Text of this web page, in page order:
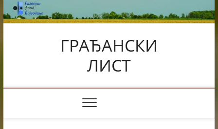
Skip
to
content
ГРАЂАНСКИ
ЛИСТ